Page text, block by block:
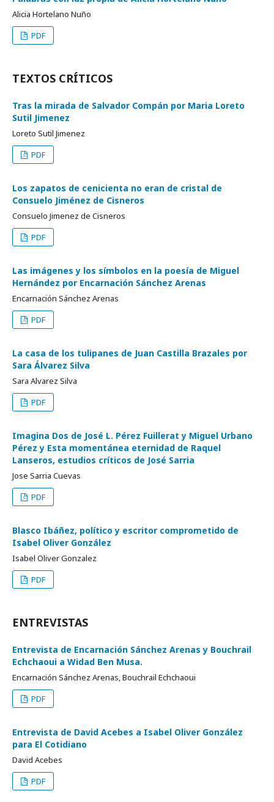
Alicia Hortelano Nuño
PDF
TEXTOS CRÍTICOS
Tras la mirada de Salvador Compán por Maria Loreto
Sutil Jimenez
Loreto Sutil Jimenez
PDF
Los zapatos de cenicienta no eran de cristal de
Consuelo Jiménez de Cisneros
Consuelo Jimenez de Cisneros
PDF
Las imágenes y los símbolos en la poesía de Miguel
Hernández por Encarnación Sánchez Arenas
Encarnación Sánchez Arenas
PDF
La casa de los tulipanes de Juan Castilla Brazales por
Sara Álvarez Silva
Sara Alvarez Silva
PDF
Imagina Dos de José L. Pérez Fuillerat y Miguel Urbano
Pérez y Esta momentánea eternidad de Raquel
Lanseros, estudios críticos de José Sarria
Jose Sarria Cuevas
PDF
Blasco Ibáñez, político y escritor comprometido de
Isabel Oliver González
Isabel Oliver Gonzalez
PDF
ENTREVISTAS
Entrevista de Encarnación Sánchez Arenas y Bouchrail
Echchaoui a Widad Ben Musa.
Encarnación Sánchez Arenas, Bouchrail Echchaoui
PDF
Entrevista de David Acebes a Isabel Oliver González
para El Cotidiano
David Acebes
PDF